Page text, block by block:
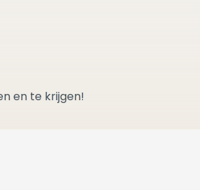
en te krijgen!